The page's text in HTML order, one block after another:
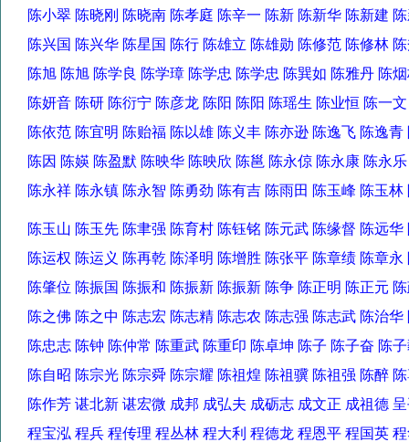
陈小翠 陈晓刚 陈晓南 陈孝庭 陈辛一 陈新 陈新华 陈新建
陈兴国 陈兴华 陈星国 陈行 陈雄立 陈雄勋 陈修范 陈修林
陈旭 陈旭 陈学良 陈学璋 陈学忠 陈学忠 陈巽如 陈雅丹 陈
陈妍音 陈研 陈衍宁 陈彦龙 陈阳 陈阳 陈瑶生 陈业恒 陈一
陈依范 陈宜明 陈贻福 陈以雄 陈义丰 陈亦逊 陈逸飞 陈逸
陈因 陈媖 陈盈默 陈映华 陈映欣 陈邕 陈永倞 陈永康 陈永
陈永祥 陈永镇 陈永智 陈勇劲 陈有吉 陈雨田 陈玉峰 陈玉
陈玉山 陈玉先 陈聿强 陈育村 陈钰铭 陈元武 陈缘督 陈远
陈运权 陈运义 陈再乾 陈泽明 陈增胜 陈张平 陈章绩 陈章
陈肇位 陈振国 陈振和 陈振新 陈振新 陈争 陈正明 陈正元
陈之佛 陈之中 陈志宏 陈志精 陈志农 陈志强 陈志武 陈治
陈忠志 陈钟 陈仲常 陈重武 陈重印 陈卓坤 陈子 陈子奋 陈
陈自昭 陈宗光 陈宗舜 陈宗耀 陈祖煌 陈祖骥 陈祖强 陈醉
陈作芳 谌北新 谌宏微 成邦 成弘夫 成砺志 成文正 成祖德
程宝泓 程兵 程传理 程丛林 程大利 程德龙 程恩平 程国英